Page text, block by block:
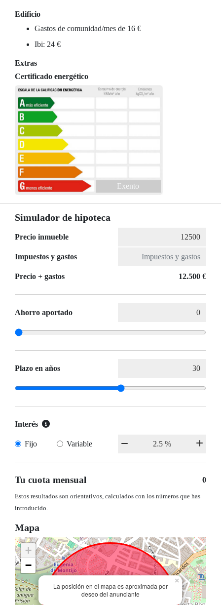
Edificio
Gastos de comunidad/mes de 16 €
Ibi: 24 €
Extras
Certificado energético
Exento
Simulador de hipoteca
Precio inmueble
Impuestos y gastos
Precio + gastos 12.500 €
Ahorro aportado
Plazo en años
Interés
Fijo Variable
Tu cuota mensual 0
Estos resultados son orientativos, calculados con los números que has
introducido.
Mapa
La posición en el mapa es aproximada por
deseo del anunciante
×
+
−